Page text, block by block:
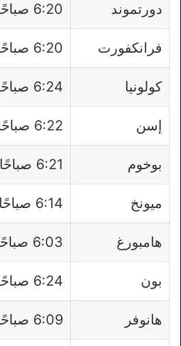
دورتموند 6:20 صباحًا
فرانكفورت 6:20 صباحًا
كولونيا 6:24 صباحًا
إسن 6:22 صباحًا
بوخوم 6:21 صباحًا
ميونخ 6:14 صباحًا
هامبورغ 6:03 صباحًا
بون 6:24 صباحًا
هانوفر 6:09 صباحًا